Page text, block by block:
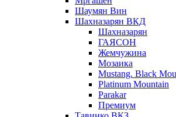
Шаумян Вин
Шахназарян ВКД
Шахназарян
ГАЯСОН
Жемчужина
Мозаика
Mustang. Black
Platinum Mountain
Parakar
Премиум